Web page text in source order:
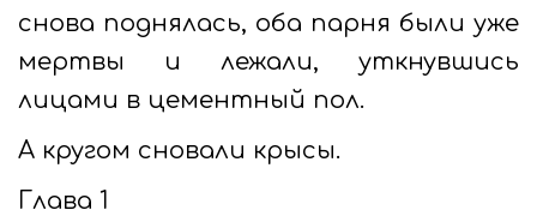
снова поднялась, оба парня были уже
мертвы и лежали, уткнувшись
лицами в цементный пол.
А кругом сновали крысы.
Глава 1